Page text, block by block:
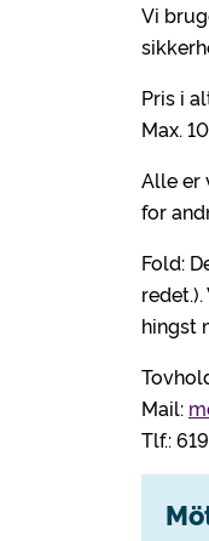
Vi
Pris i
Max.
Alle er
for
Fold:
hingst
Mail:
Tlf.: